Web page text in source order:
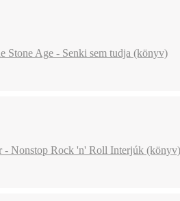
Stone Age - Senki sem tudja (könyv)
- Nonstop Rock 'n' Roll Interjúk (könyv)